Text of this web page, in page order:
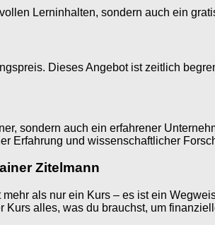
Lerninhalten, sondern auch ein
Dieses Angebot ist zeitlich
sondern auch ein erfahrener
Erfahrung und wissenschaftlicher
Zitelmann
als nur ein Kurs – es ist ein
alles, was du brauchst, um